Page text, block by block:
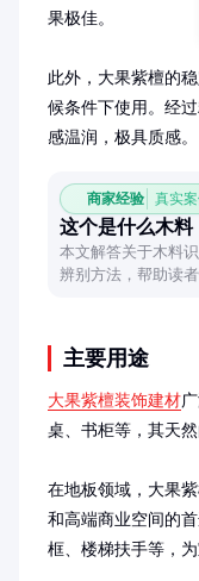
果极佳。
此外，大果紫檀的
候条件下使用。经
感温润，极具质感。
商家经验 真实
这个是什么木料
本文解答关于木料
辨别方法，帮助读
主要用途
大果紫檀装饰建材
桌、书柜等，其天
在地板领域，大果
和高端商业空间的
框、楼梯扶手等，